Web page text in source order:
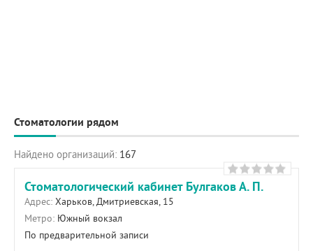
Стоматологии рядом
Найдено организаций: 167
Стоматологический кабинет Булгаков А. П.
Адрес: Харьков, Дмитриевская, 15
Метро: Южный вокзал
По предварительной записи